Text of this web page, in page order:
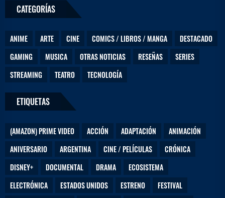
s
CATEGORÍAS
ANIME ARTE CINE COMICS / LIBROS / MANGA
DESTACADO
GAMING
MUSICA OTRAS NOTICIAS RESEÑAS
SERIES
STREAMING
TEATRO TECNOLOGÍA
ETIQUETAS
(AMAZON) PRIME VIDEO ACCIÓN ADAPTACIÓN
ANIMACIÓN
ANIVERSARIO
ARGENTINA CINE / PELÍCULAS
CRÓNICA
DISNEY+
DOCUMENTAL DRAMA
ECOSISTEMA
ELECTRÓNICA
ESTADOS UNIDOS ESTRENO
FESTIVAL